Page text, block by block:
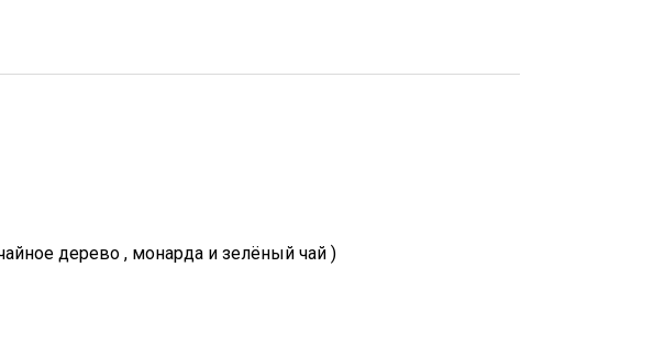
дерево , монарда и зелёный чай )